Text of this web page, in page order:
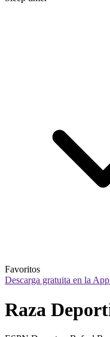
Favoritos
Descarga gratuita en la
Raza